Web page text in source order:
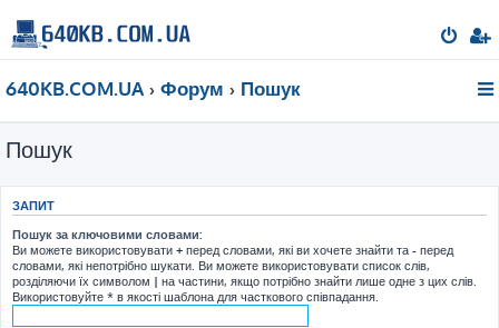
640KB.COM.UA Форум Пошук
Пошук
ЗАПИТ
Пошук за ключовими словами:
Ви можете використовувати + перед словами, які ви хочете знайти та - перед
словами, які непотрібно шукати. Ви можете використовувати список слів,
розділяючи їх символом | на частини, якщо потрібно знайти лише одне з цих слів.
Використовуйте * в якості шаблона для часткового співпадання.